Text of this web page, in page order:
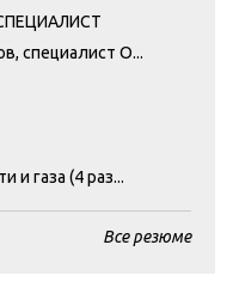
специалист О...
и газа (4 раз...
Все резюме